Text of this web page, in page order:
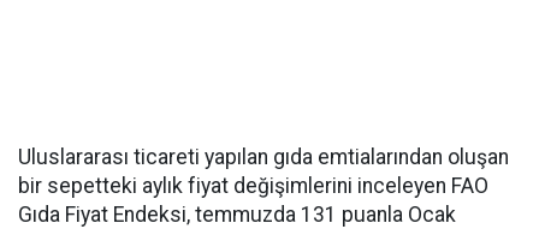
Uluslararası ticareti yapılan gıda emtialarından oluşan
bir sepetteki aylık fiyat değişimlerini inceleyen FAO
Gıda Fiyat Endeksi, temmuzda 131 puanla Ocak